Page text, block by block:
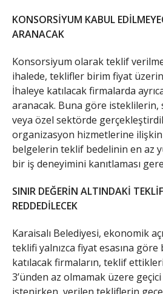
KONSORSİYUM KABUL
ARANACAK
​Konsorsiyum olarak teklif
ihalede, teklifler birim fiyat
İhaleye katılacak firmalarda
aranacak. Buna göre isteklilerin,
veya özel sektörde
organizasyon hizmetlerine ilişkin
belgelerin teklif bedelinin en az
bir iş deneyimini kanıtlaması
SINIR DEĞERİN ALTINDAKİ
REDDEDİLECEK
​Karaisalı Belediyesi, ekonomik
teklifi yalnızca fiyat esasına
katılacak firmaların, teklif
3’ünden az olmamak üzere
istenirken, verilen tekliflerin